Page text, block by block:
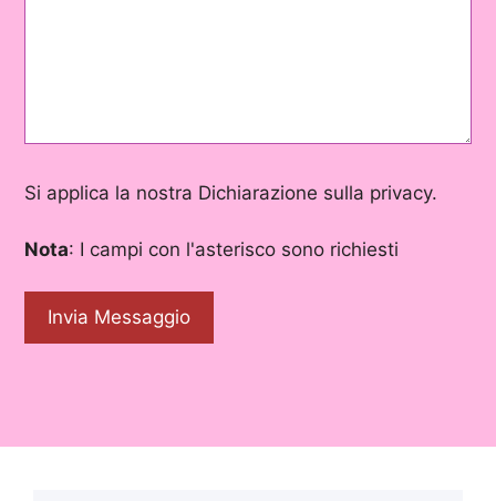
Si applica la nostra Dichiarazione sulla privacy.
Nota: I campi con l'asterisco sono richiesti